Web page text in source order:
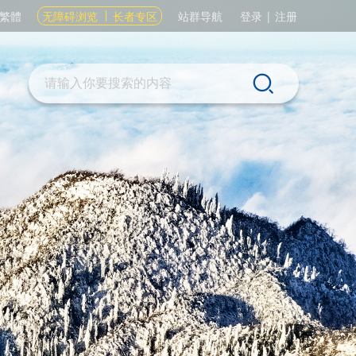
繁體 无障碍浏览 长者专区 站群导航 登录 | 注册